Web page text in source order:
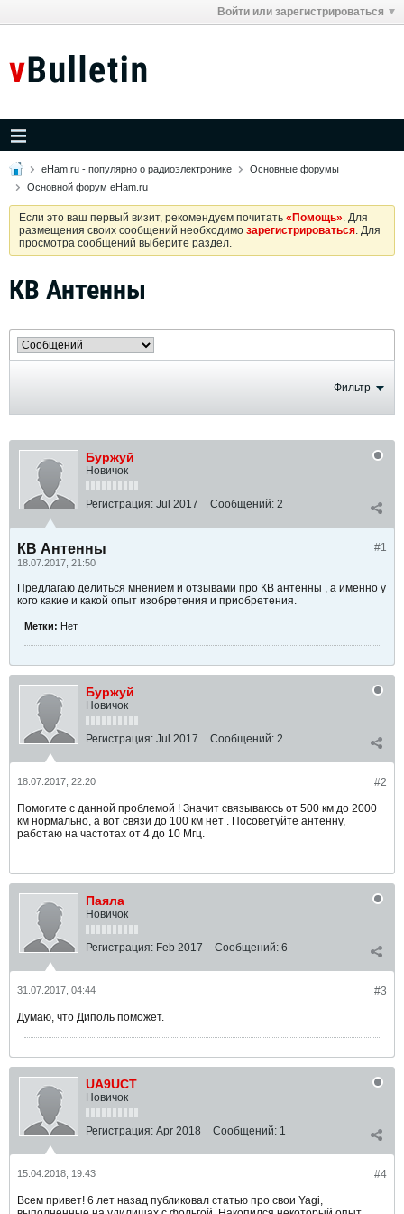
Войти или зарегистрироваться
eHam.ru - популярно о радиоэлектронике
Основные форумы
Основной форум eHam.ru
Если это ваш первый визит, рекомендуем почитать «Помощь». Для
размещения своих сообщений необходимо зарегистрироваться. Для
просмотра сообщений выберите раздел.
КВ Антенны
Фильтр
Буржуй
Новичок
Регистрация: Jul 2017 Сообщений: 2
#1
КВ Антенны
18.07.2017, 21:50
Предлагаю делиться мнением и отзывами про КВ антенны , а именно у
кого какие и какой опыт изобретения и приобретения.
Метки: Нет
Буржуй
Новичок
Регистрация: Jul 2017 Сообщений: 2
#2
18.07.2017, 22:20
Помогите с данной проблемой ! Значит связываюсь от 500 км до 2000
км нормально, а вот связи до 100 км нет . Посоветуйте антенну,
работаю на частотах от 4 до 10 Мгц.
Паяла
Новичок
Регистрация: Feb 2017 Сообщений: 6
#3
31.07.2017, 04:44
Думаю, что Диполь поможет.
UA9UCT
Новичок
Регистрация: Apr 2018 Сообщений: 1
#4
15.04.2018, 19:43
Всем привет! 6 лет назад публиковал статью про свои Yagi,